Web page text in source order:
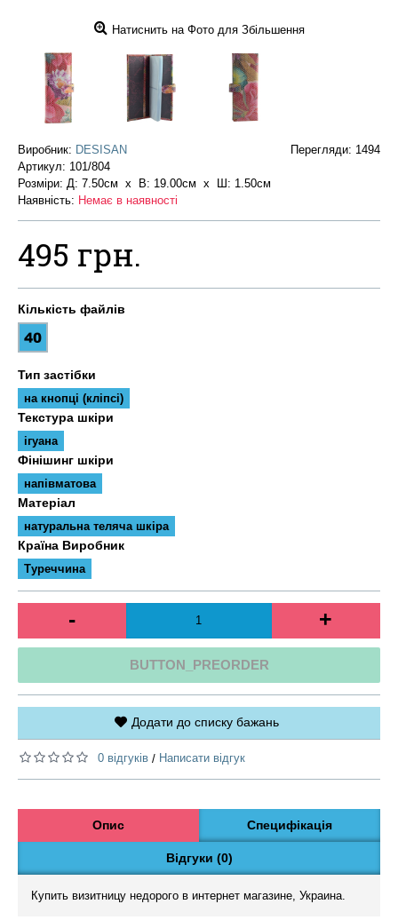
Натиснить на Фото для Збільшення
Перегляди: 1494
Виробник: DESISAN
Артикул: 101/804
Розміри: Д: 7.50см х В: 19.00см x Ш: 1.50см
Наявність: Немає в наявності
495 грн.
Кількість файлів
Тип застібки
на кнопці (кліпсі)
Текстура шкіри
ігуана
Фінішинг шкіри
напівматова
Матеріал
натуральна теляча шкіра
Країна Виробник
Туреччина
- +
BUTTON_PREORDER
Додати до списку бажань
0 відгуків / Написати відгук
Опис Специфікація
Відгуки (0)
Купить визитницу недорого в интернет магазине, Украина.